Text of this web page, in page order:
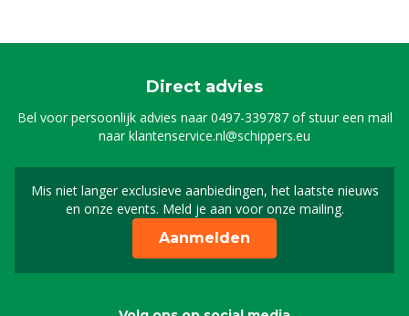
Direct advies
Bel voor persoonlijk advies naar0497-339787of stuur een mail
naarklantenservice.nl@schippers.eu
Mis niet langer exclusieve aanbiedingen, het laatste nieuws
en onze events. Meld je aan voor onze mailing.
Schrijf je in voor onze
Aanmelden